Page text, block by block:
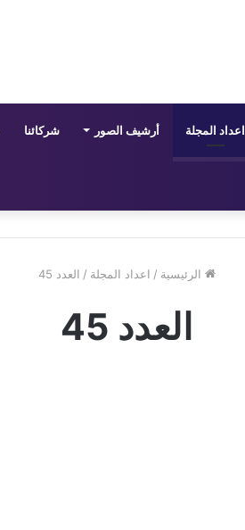
اعداد المجلة أرشيف الصور شركائنا
الرئيسية / اعداد المجلة / العدد 45
العدد 45